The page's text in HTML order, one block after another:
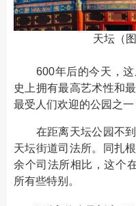
天坛（
600年后的今天，这
史上拥有最高艺术性和
最受人们欢迎的公园之一
在距离天坛公园不到
天坛街道司法所。同扎
余个司法所相比，这个
所有些特别。